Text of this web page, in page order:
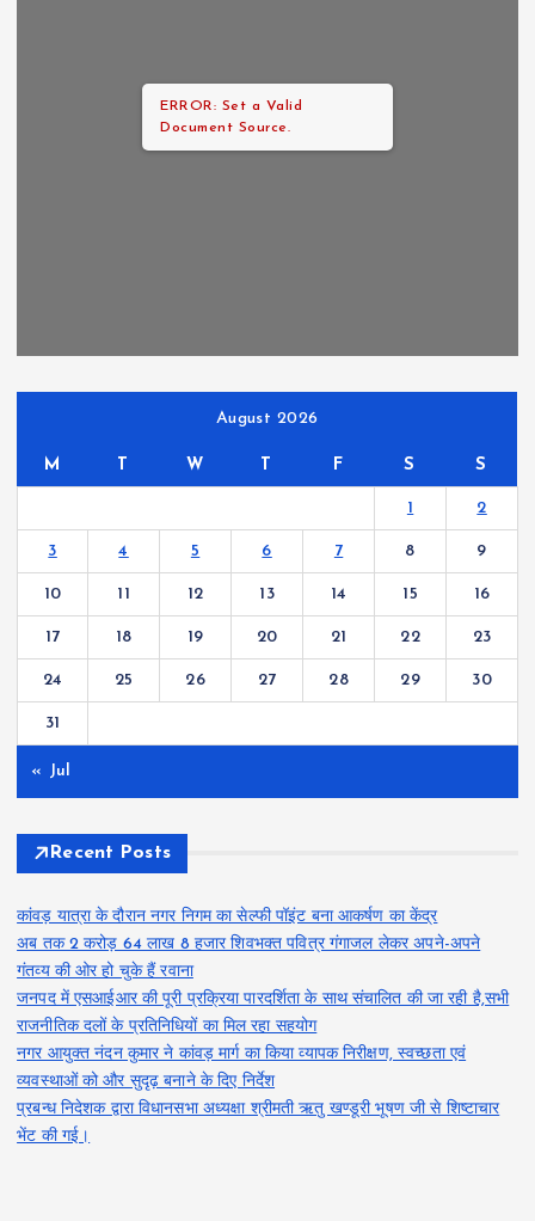
ERROR: Set a Valid
Document Source.
August 2026
M T W T F S S
1 2
3 4 5 6 7 8 9
10 11 12 13 14 15 16
17 18 19 20 21 22 23
24 25 26 27 28 29 30
31
« Jul
Recent Posts
कांवड़ यात्रा के दौरान नगर निगम का सेल्फी पॉइंट बना आकर्षण का केंद्र
अब तक 2 करोड़ 64 लाख 8 हजार शिवभक्त पवित्र गंगाजल लेकर अपने-अपने
गंतव्य की ओर हो चुके हैं रवाना
जनपद में एसआईआर की पूरी प्रक्रिया पारदर्शिता के साथ संचालित की जा रही है,सभी
राजनीतिक दलों के प्रतिनिधियों का मिल रहा सहयोग
नगर आयुक्त नंदन कुमार ने कांवड़ मार्ग का किया व्यापक निरीक्षण, स्वच्छता एवं
व्यवस्थाओं को और सुदृढ़ बनाने के दिए निर्देश
प्रबन्ध निदेशक द्वारा विधानसभा अध्यक्षा श्रीमती ऋतु खण्डूरी भूषण जी से शिष्टाचार
भेंट की गई।